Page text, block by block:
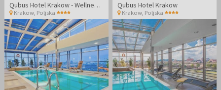
Qubus Hotel Krakow - Wellness odmor u srcu Poljske
Krakow, Poljska
Qubus Hotel Krakow
Krakow, Poljska